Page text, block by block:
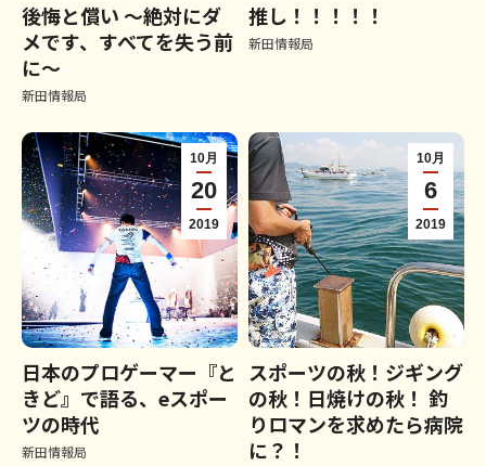
後悔と償い ～絶対にダ
メです、すべてを失う前
に～
新田情報局
推し！！！！！
新田情報局
10月
20
2019
日本のプロゲーマー『と
きど』で語る、eスポー
ツの時代
新田情報局
10月
6
2019
スポーツの秋！ジギング
の秋！日焼けの秋！ 釣
りロマンを求めたら病院
に？！